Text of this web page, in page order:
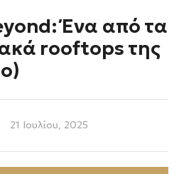
Ένα από τα
rooftops της
21 Ιουλίου, 2025